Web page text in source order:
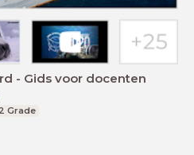
- Gids voor docenten
Grade